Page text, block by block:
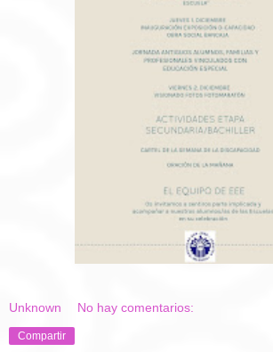
Unknown No hay comentarios:
Compartir